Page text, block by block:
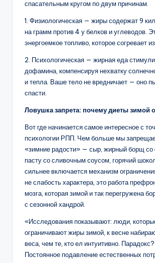
спасательным кругом по двум причинам.
1. Физиологическая — жиры содержат 9
на грамм против 4 у белков и углеводов.
энергоемкое топливо, которое согревает
2. Психологическая — жирная еда
дофамина, компенсируя нехватку
и тепла. Ваше тело не вредничает — оно
спасти.
Ловушка запрета: почему диеты зимой
Вот где начинается самое интересное с
психологии РПП. Чем больше мы
«зимние радости» — сыр, жирный борщ со
пасту со сливочным соусом, горячий
сильнее включается механизм
не слабость характера, это работа
мозга, которая зимой и так перегружена
с сезонной хандрой.
«Исследования показывают: люди,
ограничивают жиры зимой, к весне
веса, чем те, кто ел интуитивно.
Постоянное подавление естественных